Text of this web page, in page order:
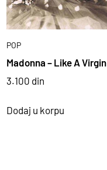
POP
Madonna – Like A Virgin
3.100 din
Dodaj u korpu